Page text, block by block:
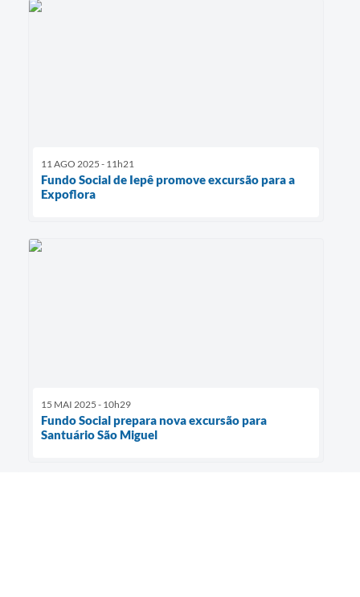
11 AGO 2025 - 11h21
Fundo Social de Iepê promove excursão para a
Expoflora
15 MAI 2025 - 10h29
Fundo Social prepara nova excursão para
Santuário São Miguel